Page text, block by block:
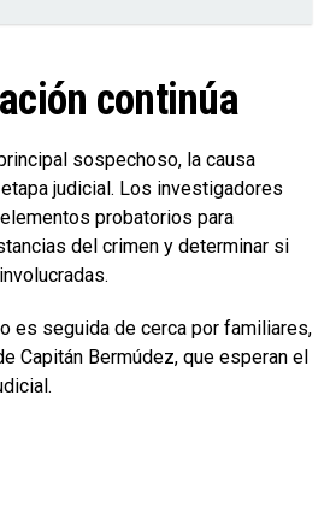
continúa
sospechoso, la causa
judicial. Los investigadores
probatorios para
del crimen y determinar si
es seguida de cerca por familiares,
Capitán Bermúdez, que esperan el